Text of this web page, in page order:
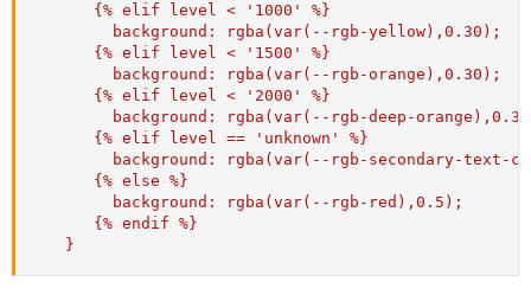
       {% elif level < '1000' %}
         background: rgba(var(--rgb-yellow),0.30);
       {% elif level < '1500' %}
         background: rgba(var(--rgb-orange),0.30);
       {% elif level < '2000' %}
background: rgba(var(--rgb-deep-
       {% elif level == 'unknown' %}
background: rgba(var(--rgb-secondary-text-
       {% else %}
         background: rgba(var(--rgb-red),0.5);
       {% endif %}
    }